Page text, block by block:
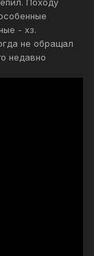
Походу
- хз.
не обращал
недавно